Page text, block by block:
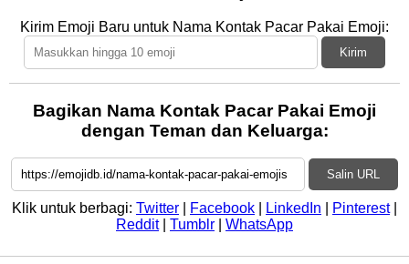
Kirim Emoji Baru untuk Nama Kontak Pacar Pakai Emoji:
Kirim
Bagikan Nama Kontak Pacar Pakai Emoji
dengan Teman dan Keluarga:
Salin URL
Klik untuk berbagi: Twitter Facebook LinkedIn Pinterest|
Reddit| Tumblr WhatsApp